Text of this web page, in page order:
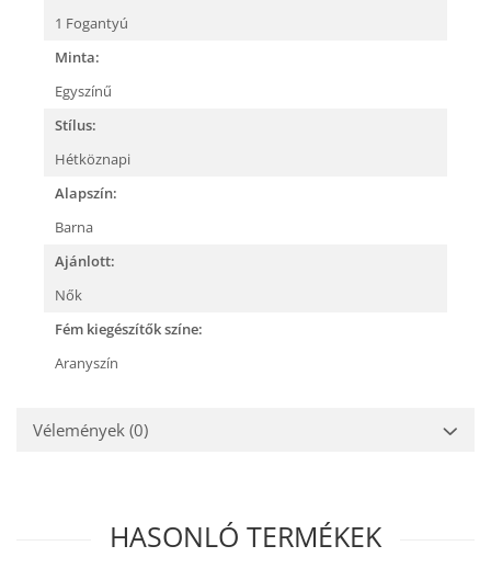
1 Fogantyú
Minta:
Egyszínű
Stílus:
Hétköznapi
Alapszín:
Barna
Ajánlott:
Nők
Fém kiegészítők színe:
Aranyszín
Vélemények (0)
HASONLÓ TERMÉKEK